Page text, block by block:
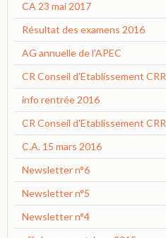
CA 23 mai 2017
Résultat des examens 2016
AG annuelle de l'APEC
CR Conseil d'Etablissement CRR
info rentrée 2016
CR Conseil d'Etablissement CRR
C.A. 15 mars 2016
Newsletter n°6
Newsletter n°5
Newsletter n°4